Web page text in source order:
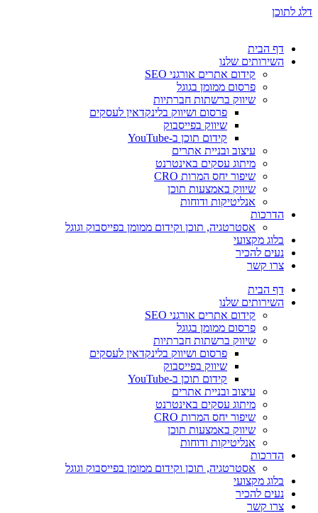
דלג לתוכן
דף הבית
השירותים שלנו
קידום אתרים אורגני SEO
פרסום ממומן בגוגל
שיווק ברשתות חברתיות
פרסום ושיווק בלינקדאין לעסקים
שיווק בפייסבוק
קידום תוכן ב-YouTube
עיצוב ובניית אתרים
מיתוג עסקים באינטרנט
שיפור יחס המרות CRO
שיווק באמצעות תוכן
אנליטיקות ודוחות
הדרכות
אסטרטגיה, תוכן וקידום ממומן בפייסבוק וגוגל
בלוג מקצועי
נעים להכיר
צרו קשר
דף הבית
השירותים שלנו
קידום אתרים אורגני SEO
פרסום ממומן בגוגל
שיווק ברשתות חברתיות
פרסום ושיווק בלינקדאין לעסקים
שיווק בפייסבוק
קידום תוכן ב-YouTube
עיצוב ובניית אתרים
מיתוג עסקים באינטרנט
שיפור יחס המרות CRO
שיווק באמצעות תוכן
אנליטיקות ודוחות
הדרכות
אסטרטגיה, תוכן וקידום ממומן בפייסבוק וגוגל
בלוג מקצועי
נעים להכיר
צרו קשר